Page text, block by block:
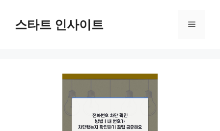
스타트 인사이트 메